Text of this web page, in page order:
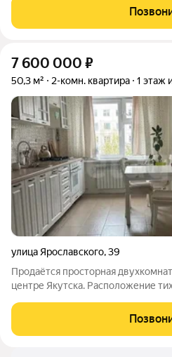
кв.м. 1959 г.п. напротив «Илин-
высокие потолки,
7 600 000 ₽
50,3 м² 2-комн. квартира 1 этаж
улица Ярославского,39
Продаётся просторная
центре Якутска. Расположение
магазины, аптеки и два детских